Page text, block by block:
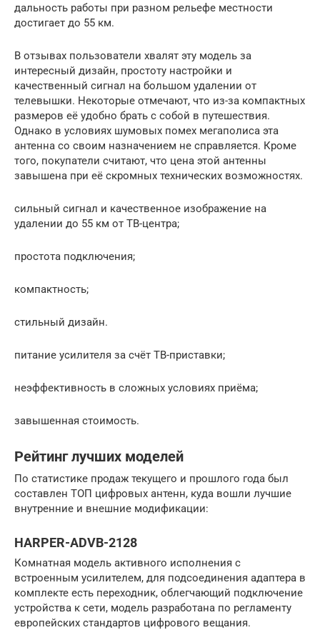
дальность работы при разном рельефе местности
достигает до 55 км.
В отзывах пользователи хвалят эту модель за
интересный дизайн, простоту настройки и
качественный сигнал на большом удалении от
телевышки. Некоторые отмечают, что из-за компактных
размеров её удобно брать с собой в путешествия.
Однако в условиях шумовых помех мегаполиса эта
антенна со своим назначением не справляется. Кроме
того, покупатели считают, что цена этой антенны
завышена при её скромных технических возможностях.
сильный сигнал и качественное изображение на
удалении до 55 км от ТВ-центра;
простота подключения;
компактность;
стильный дизайн.
питание усилителя за счёт ТВ-приставки;
неэффективность в сложных условиях приёма;
завышенная стоимость.
Рейтинг лучших моделей
По статистике продаж текущего и прошлого года был
составлен ТОП цифровых антенн, куда вошли лучшие
внутренние и внешние модификации:
HARPER-ADVB-2128
Комнатная модель активного исполнения с
встроенным усилителем, для подсоединения адаптера в
комплекте есть переходник, облегчающий подключение
устройства к сети, модель разработана по регламенту
европейских стандартов цифрового вещания.